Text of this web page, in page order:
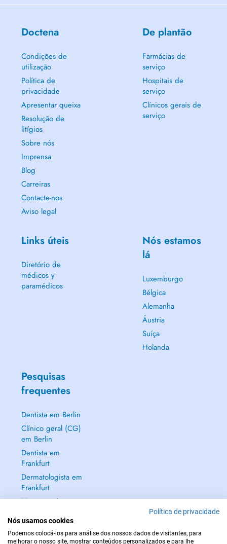
Doctena
Condições de
utilização
Política de
privacidade
Apresentar queixa
Resolução de
litígios
Sobre nós
Imprensa
Blog
Carreiras
Contacte-nos
Aviso legal
De plantão
Farmácias de
serviço
Hospitais de
serviço
Clínicos gerais de
serviço
Links úteis
Diretório de
médicos y
paramédicos
Nós estamos
lá
Luxemburgo
Bélgica
Alemanha
Áustria
Suíça
Holanda
Pesquisas
frequentes
Dentista em Berlin
Clínico geral (CG)
em Berlin
Dentista em
Frankfurt
Dermatologista em
Frankfurt
Mostrar tudo →
Política de privacidade
Nós usamos cookies
Podemos colocá-los para análise dos nossos dados de visitantes, para
melhorar o nosso site, mostrar conteúdos personalizados e para lhe